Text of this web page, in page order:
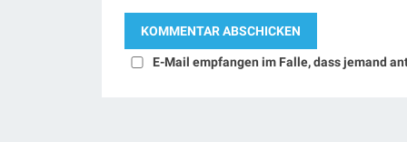
E-Mail empfangen im Falle, dass jemand